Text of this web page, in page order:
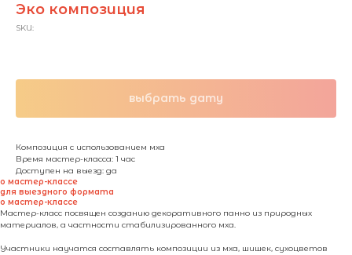
Эко композиция
SKU:
выбрать дату
Композиция с использованием мха
Время мастер-класса: 1 час
Доступен на выезд: да
о мастер-классе
для выездного формата
о мастер-классе
Мастер-класс посвящен созданию декоративного панно из природных
материалов, а частности стабилизированного мха.
Участники научатся составлять композиции из мха, шишек, сухоцветов